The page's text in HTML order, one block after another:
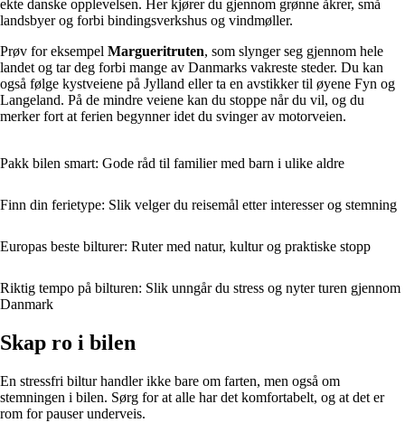
ekte danske opplevelsen. Her kjører du gjennom grønne åkrer, små
landsbyer og forbi bindingsverkshus og vindmøller.
Prøv for eksempel Margueritruten, som slynger seg gjennom hele
landet og tar deg forbi mange av Danmarks vakreste steder. Du kan
også følge kystveiene på Jylland eller ta en avstikker til øyene Fyn og
Langeland. På de mindre veiene kan du stoppe når du vil, og du
merker fort at ferien begynner idet du svinger av motorveien.
Pakk bilen smart: Gode råd til familier med barn i ulike aldre
Finn din ferietype: Slik velger du reisemål etter interesser og stemning
Europas beste bilturer: Ruter med natur, kultur og praktiske stopp
Riktig tempo på bilturen: Slik unngår du stress og nyter turen gjennom
Danmark
Skap ro i bilen
En stressfri biltur handler ikke bare om farten, men også om
stemningen i bilen. Sørg for at alle har det komfortabelt, og at det er
rom for pauser underveis.